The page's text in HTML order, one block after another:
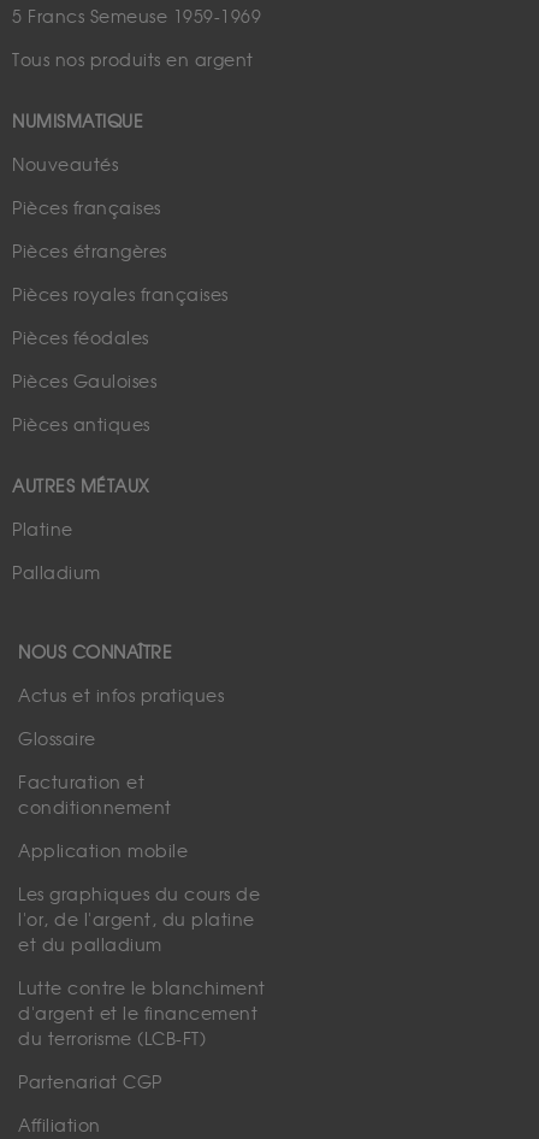
5 Francs Semeuse 1959-1969
Tous nos produits en argent
NUMISMATIQUE
Nouveautés
Pièces françaises
Pièces étrangères
Pièces royales françaises
Pièces féodales
Pièces Gauloises
Pièces antiques
AUTRES MÉTAUX
Platine
Palladium
NOUS CONNAÎTRE
Actus et infos pratiques
Glossaire
Facturation et
conditionnement
Application mobile
Les graphiques du cours de
l'or, de l'argent, du platine
et du palladium
Lutte contre le blanchiment
d'argent et le financement
du terrorisme (LCB-FT)
Partenariat CGP
Affiliation